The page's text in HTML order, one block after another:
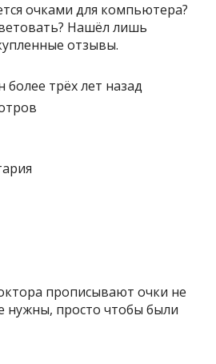
очками для компьютера?
Нашёл лишь
отзывы.
более трёх лет назад
прописывают очки не
нужны, просто чтобы были